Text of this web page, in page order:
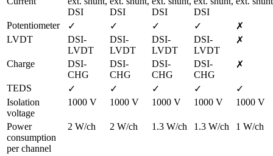
DSI
DSI
DSI
DSI
Potentiometer ✓ ✓ ✓ ✓
✗
LVDT
DSI-
LVDT
DSI-
LVDT
DSI-
LVDT
DSI-
LVDT
✗
Charge
DSI-
CHG
DSI-
CHG
DSI-
CHG
DSI-
CHG
✗
TEDS ✓ ✓ ✓ ✓
✓
Isolation
voltage
1000 V 1000 V 1000 V 1000 V 1000 V
Power
consumption
per channel
2 W/ch 2 W/ch 1.3 W/ch 1.3 W/ch 1 W/ch